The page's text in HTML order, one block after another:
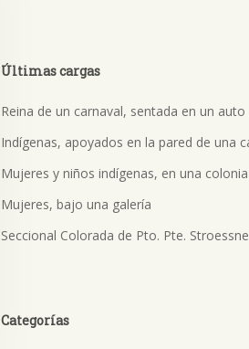
Últimas cargas
Reina de un carnaval, sentada en un auto
Indígenas, apoyados en la pared de una
Mujeres y niños indígenas, en una colonia
Mujeres, bajo una galería
Seccional Colorada de Pto. Pte.
Categorías